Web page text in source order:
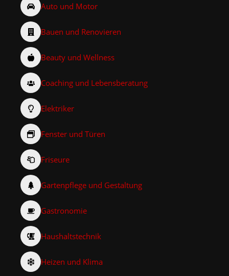
Auto und Motor
Bauen und Renovieren
Beauty und Wellness
Coaching und Lebensberatung
Elektriker
Fenster und Türen
Friseure
Gartenpflege und Gestaltung
Gastronomie
Haushaltstechnik
Heizen und Klima